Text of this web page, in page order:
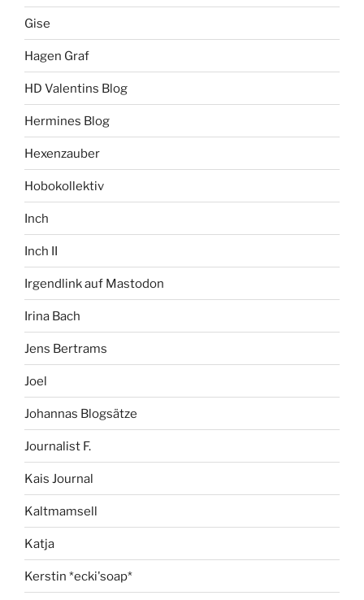
Gise
Hagen Graf
HD Valentins Blog
Hermines Blog
Hexenzauber
Hobokollektiv
Inch
Inch II
Irgendlink auf Mastodon
Irina Bach
Jens Bertrams
Joel
Johannas Blogsätze
Journalist F.
Kais Journal
Kaltmamsell
Katja
Kerstin *ecki'soap*